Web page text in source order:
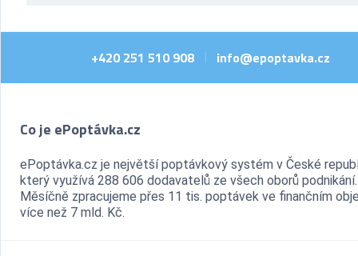
+420 251 510 908 info@epoptavka.cz
Co je ePoptávka.cz
ePoptávka.cz je největší poptávkový systém v České
který využívá 288 606 dodavatelů ze všech oborů podnikání.
Měsíčně zpracujeme přes 11 tis. poptávek ve finančním
více než 7 mld. Kč.